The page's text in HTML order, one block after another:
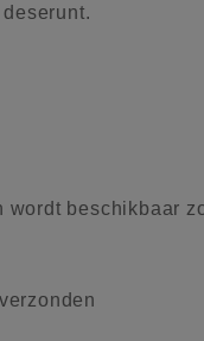
wordt beschikbaar